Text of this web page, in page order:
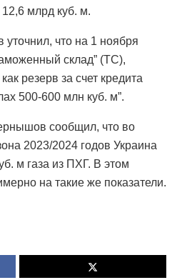
млрд куб. м.
что на 1 ноября
склад” (ТС),
резерв за счет кредита
500-600 млн куб. м”.
сообщил, что во
2023/2024 годов Украина
м газа из ПХГ. В этом
на такие же показатели.